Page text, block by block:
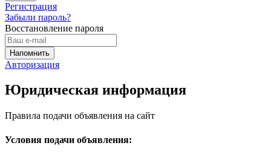
Регистрация
Забыли пароль?
Восстановление пароля
Авторизация
Юридическая информация
Правила подачи объявления на сайт
Условия подачи объявления: